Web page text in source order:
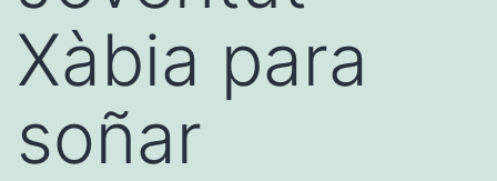
Xàbia para
soñar